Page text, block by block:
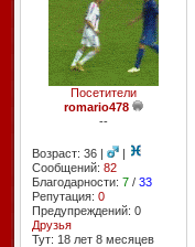
Посетители
romario478
--
Возраст: 36 |
|
Сообщений: 82
Благодарности: 7/ 33
Репутация: 0
Предупреждений: 0
Друзья
Тут: 18 лет 8 месяцев